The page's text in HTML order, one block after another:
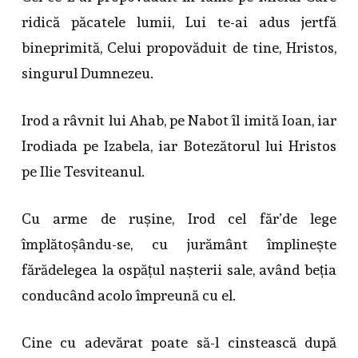
ridică păcatele lumii, Lui te-ai adus jertfă
bineprimită, Celui propovăduit de tine, Hristos,
singurul Dumnezeu.
Irod a râvnit lui Ahab, pe Nabot îl imită Ioan, iar
Irodiada pe Izabela, iar Botezătorul lui Hristos
pe Ilie Tesviteanul.
Cu arme de rușine, Irod cel făr’de lege
împlătoșându-se, cu jurământ împlinește
fărădelegea la ospățul nașterii sale, având beția
conducând acolo împreună cu el.
Cine cu adevărat poate să-l cinstească după